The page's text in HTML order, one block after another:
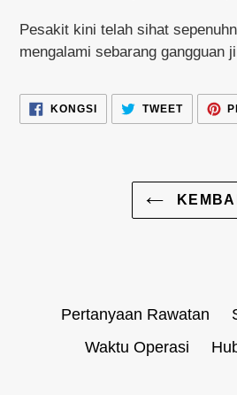
Pesakit kini telah sihat
mengalami sebarang gangguan
KONGSI KONGSI
DALAM
FACEBOOK
TWEETTWEET
DALAM
TWITTER
Pertanyaan Rawatan
Waktu Operasi